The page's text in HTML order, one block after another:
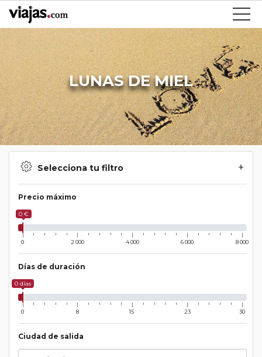
LUNAS DE MIEL
Selecciona tu filtro
Precio máximo
0 €
0 2 000 4 000 6 000 8 000
Días de duración
0 días
0 8 15 23 30
Ciudad de salida